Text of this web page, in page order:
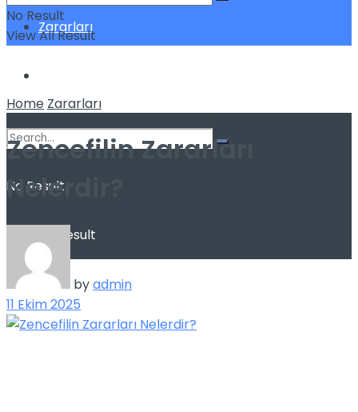
Zararları
No Result
View All Result
No Result
View All Result
Home Zararları
Zencefilin Zararları
Nelerdir?
byadmin
11 Ekim 2025